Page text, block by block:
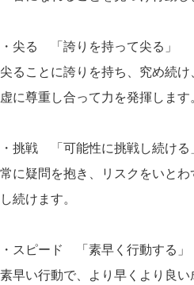
・尖る 「誇りを持って尖る」
尖ることに誇りを持ち、究め続
虚に尊重し合って力を発揮します
・挑戦 「可能性に挑戦し続ける
常に疑問を抱き、リスクをいと
し続けます。
・スピード 「素早く行動する」
素早い行動で、より早くより良